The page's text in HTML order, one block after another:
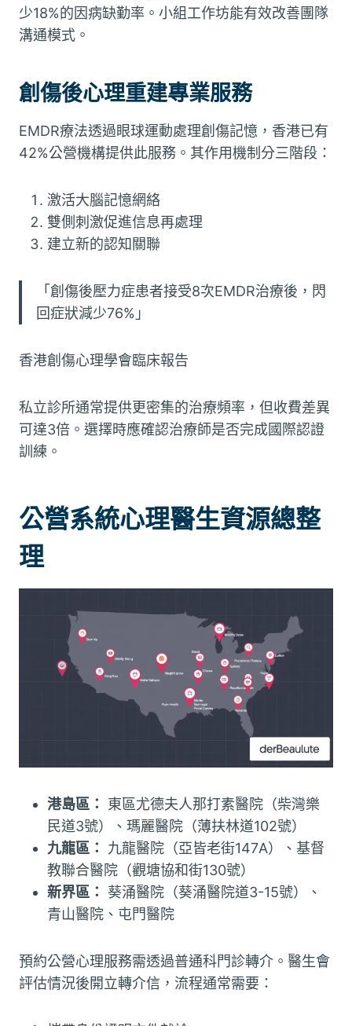
少18%的因病缺勤率。小組工作坊能有效改善團隊
溝通模式。
創傷後心理重建專業服務
EMDR療法透過眼球運動處理創傷記憶，香港已有
42%公營機構提供此服務。其作用機制分三階段：
激活大腦記憶網絡
雙側刺激促進信息再處理
建立新的認知關聯
「創傷後壓力症患者接受8次EMDR治療後，閃
回症狀減少76%」
香港創傷心理學會臨床報告
私立診所通常提供更密集的治療頻率，但收費差異
可達3倍。選擇時應確認治療師是否完成國際認證
訓練。
公營系統心理醫生資源總整
理
港島區：
東區尤德夫人那打素醫院（柴灣樂
民道3號）、瑪麗醫院（薄扶林道102號）
九龍區：
九龍醫院（亞皆老街147A）、基督
教聯合醫院（觀塘協和街130號）
新界區： 葵涌醫院（葵涌醫院道3-15號）、
青山醫院、屯門醫院
預約公營心理服務需透過普通科門診轉介。醫生會
評估情況後開立轉介信，流程通常需要：